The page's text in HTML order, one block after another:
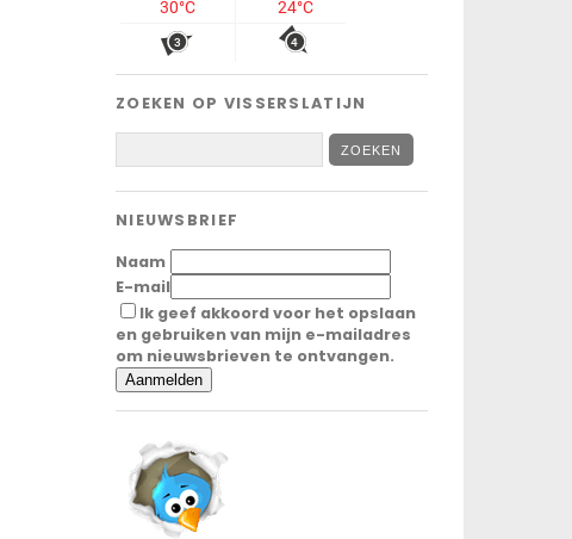
ZOEKEN OP VISSERSLATIJN
NIEUWSBRIEF
Naam
E-mail
Ik geef akkoord voor het opslaan
en gebruiken van mijn e-mailadres
om nieuwsbrieven te ontvangen.